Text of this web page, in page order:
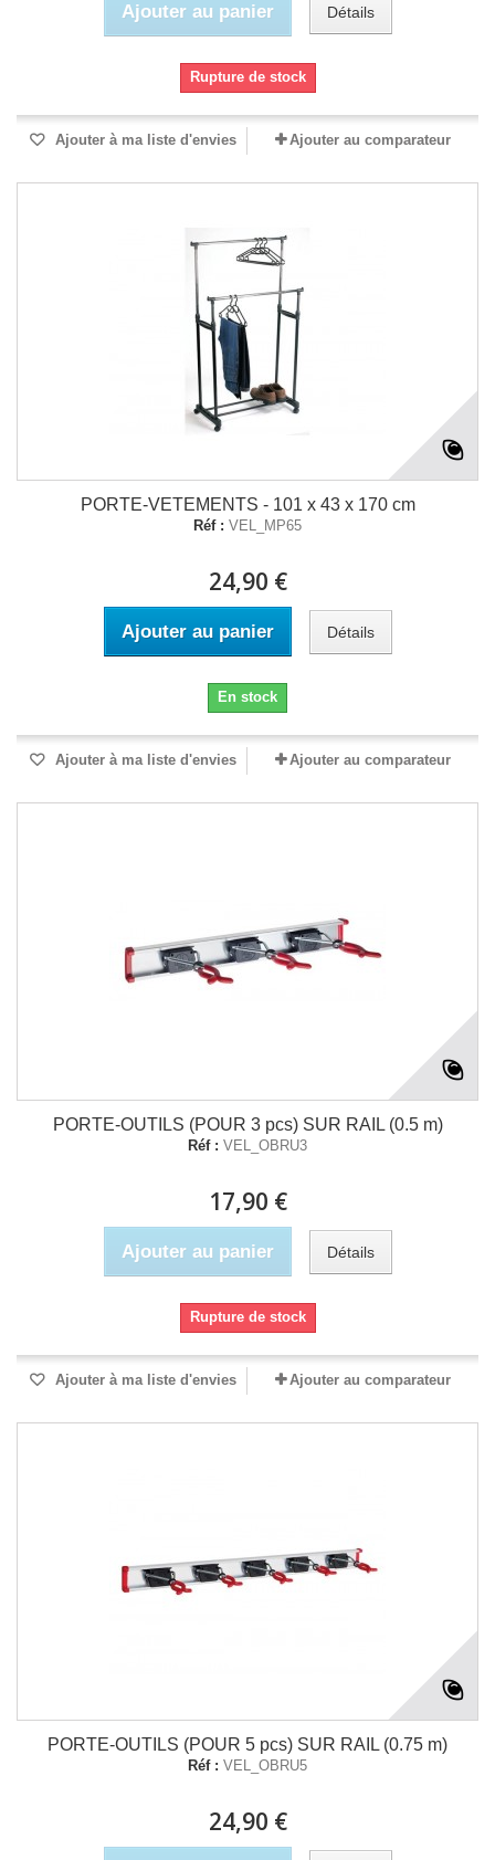
Ajouter au panier Détails
Rupture de stock
Ajouter à ma liste d'envies Ajouter au comparateur
PORTE-VETEMENTS - 101 x 43 x 170 cm
Réf : VEL_MP65
24,90 €
Ajouter au panier Détails
En stock
Ajouter à ma liste d'envies Ajouter au comparateur
PORTE-OUTILS (POUR 3 pcs) SUR RAIL (0.5 m)
Réf : VEL_OBRU3
17,90 €
Ajouter au panier Détails
Rupture de stock
Ajouter à ma liste d'envies Ajouter au comparateur
PORTE-OUTILS (POUR 5 pcs) SUR RAIL (0.75 m)
Réf : VEL_OBRU5
24,90 €